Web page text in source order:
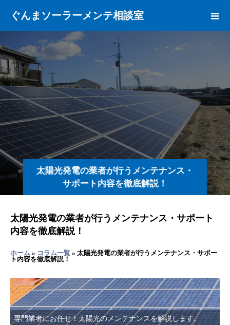
ぐんまソーラーメンテ相談室
太陽光発電の業者が行うメンテナンス・
サポート内容を徹底解説！
太陽光発電の業者が行うメンテナンス・サポート
内容を徹底解説！
ホーム » コラム一覧 » 太陽光発電の業者が行うメンテナンス・サポー
ト内容を徹底解説！
専門業者にお任せ！太陽光のメンテナンスを解説します。